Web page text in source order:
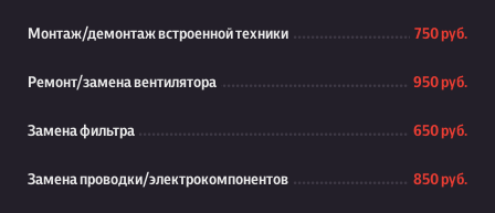
Монтаж/демонтаж встроенной техники 750 руб.
Ремонт/замена вентилятора 950 руб.
Замена фильтра 650 руб.
Замена проводки/электрокомпонентов 850 руб.